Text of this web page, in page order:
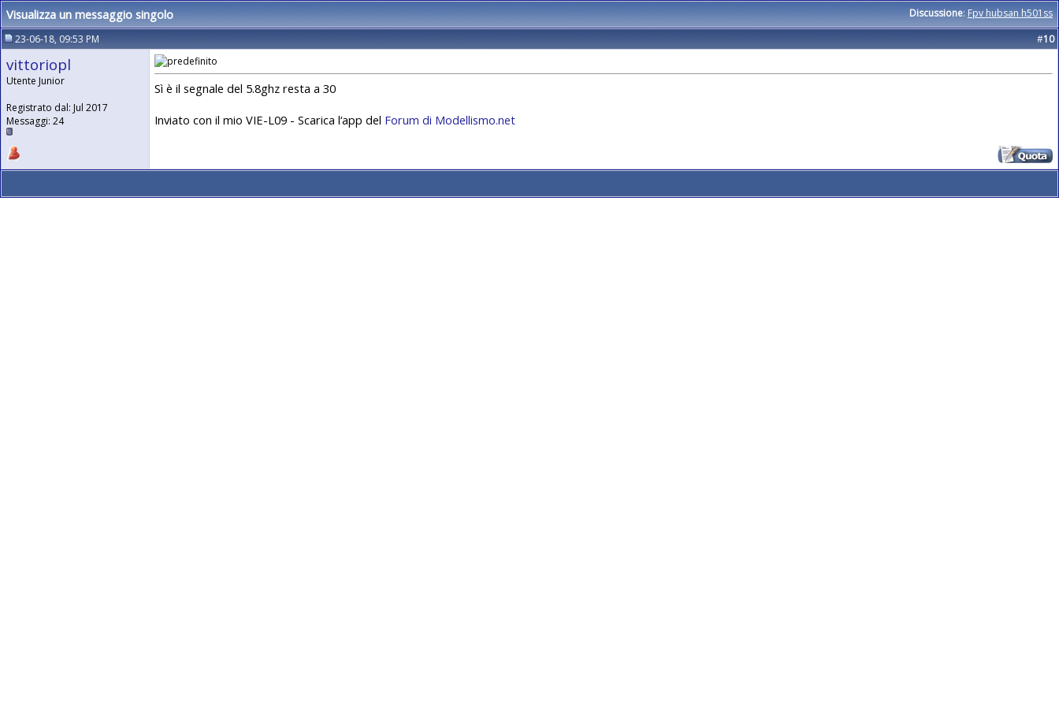
Discussione: Fpv hubsan h501ss
Visualizza un messaggio singolo
23-06-18, 09:53 PM #10
vittoriopl
Utente Junior
Registrato dal: Jul 2017
Messaggi: 24
Sì è il segnale del 5.8ghz resta a 30
Inviato con il mio VIE-L09 - Scarica l‘app del Forum di Modellismo.net